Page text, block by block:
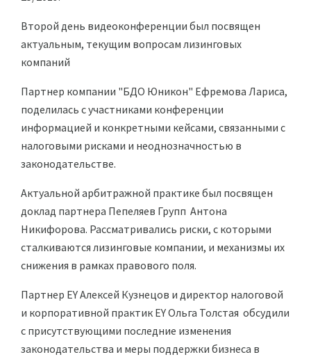
Второй день видеоконференции был посвящен
актуальным, текущим вопросам лизинговых
компаний
Партнер компании "БДО Юникон" Ефремова Лариса,
поделилась с участниками конференции
информацией и конкретными кейсами, связанными с
налоговыми рисками и неоднозначностью в
законодательстве.
Актуальной арбитражной практике был посвящен
доклад партнера Пепеляев Групп Антона
Никифорова. Рассматривались риски, с которыми
сталкиваются лизинговые компании, и механизмы их
снижения в рамках правового поля.
Партнер EY Алексей Кузнецов и директор налоговой
и корпоративной практик EY Ольга Толстая обсудили
с присутствующими последние изменения
законодательства и меры поддержки бизнеса в